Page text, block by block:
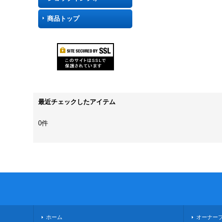
商品トップ
最近チェックしたアイテム
0件
ホーム オーナー